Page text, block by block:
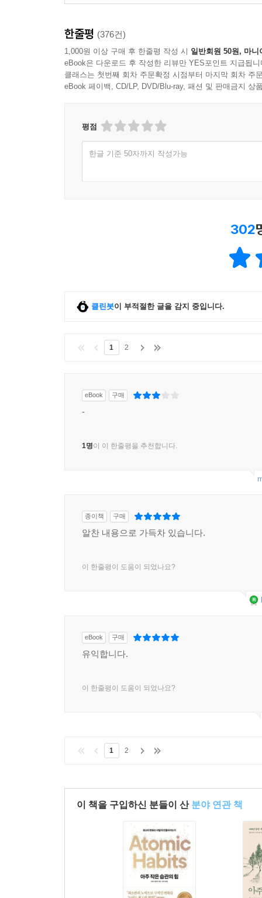
한줄평 (376건)
1,000원 이상 구매 후 한줄평 작성 시 일반회원 50원, 마니
eBook은 다운로드 후 작성한 리뷰만 YES포인트 지급됩니
클래스는 첫번째 회차 주문확정 시점부터 마지막 회차 주
eBook 페이백, CD/LP, DVD/Blu-ray, 패션 및 판매금지 상
평점
한글 기준 50자까지 작성가능
302
클린봇이 부적절한 글을 감지 중입니다.
1 2
eBook 구매
-
1명이 이 한줄평을 추천합니다.
종이책 구매
알찬 내용으로 가득차 있습니다.
이 한줄평이 도움이 되었나요?
eBook 구매
유익합니다.
이 한줄평이 도움이 되었나요?
1 2
이 책을 구입하신 분들이 산 분야 연관 책